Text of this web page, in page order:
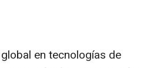
en tecnologías de